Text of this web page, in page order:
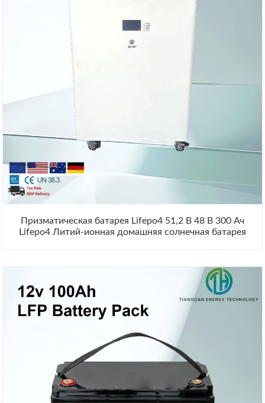
Призматическая батарея Lifepo4 51,2 В 48 В 300 Ач
Lifepo4 Литий-ионная домашняя солнечная батарея